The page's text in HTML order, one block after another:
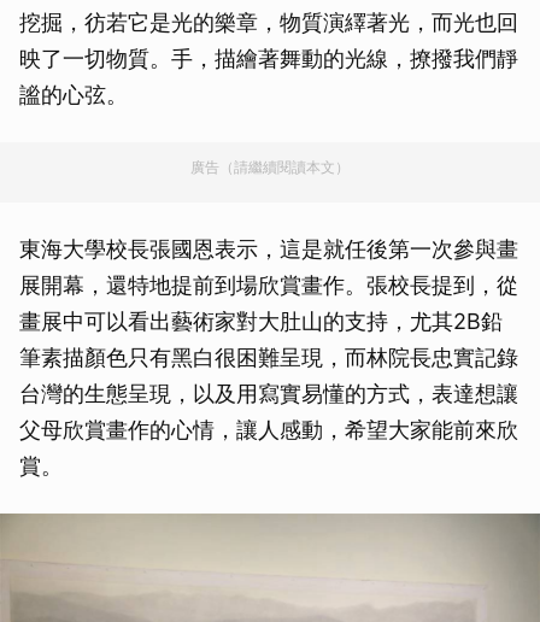
挖掘，彷若它是光的樂章，物質演繹著光，而光也回
映了一切物質。手，描繪著舞動的光線，撩撥我們靜
謐的心弦。
廣告（請繼續閱讀本文）
東海大學校長張國恩表示，這是就任後第一次參與畫
展開幕，還特地提前到場欣賞畫作。張校長提到，從
畫展中可以看出藝術家對大肚山的支持，尤其2B鉛
筆素描顏色只有黑白很困難呈現，而林院長忠實記錄
台灣的生態呈現，以及用寫實易懂的方式，表達想讓
父母欣賞畫作的心情，讓人感動，希望大家能前來欣
賞。